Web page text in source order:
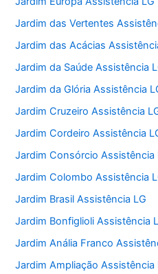
Jardim das Vertentes
Jardim das Acácias
Jardim da Saúde Assistência
Jardim da Glória Assistência
Jardim Cruzeiro Assistência
Jardim Cordeiro Assistência
Jardim Consórcio Assistência
Jardim Colombo Assistência
Jardim Brasil Assistência LG
Jardim Bonfiglioli Assistência
Jardim Anália Franco
Jardim Ampliação Assistência